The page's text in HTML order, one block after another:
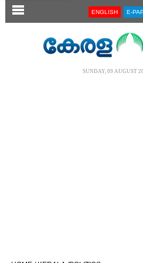
SECTIONS ENGLISH E-
SUNDAY, 09 AUGUST